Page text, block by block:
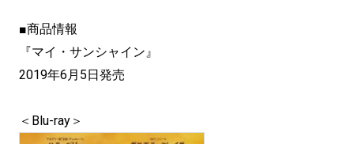
■商品情報
『マイ・サンシャイン』
2019年6月5日発売
＜Blu-ray＞